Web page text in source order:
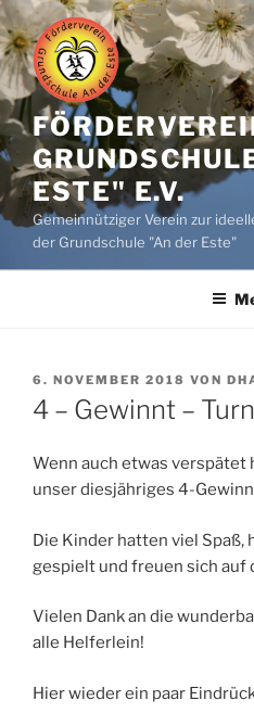
Zum
Inhalt
springen
ESTE" E.V.
Gemeinnütziger Verein zur
der Grundschule "An der Este"
VERÖFFENTLICHT
AM
6. NOVEMBER 2018 VON
4 – Gewinnt –
Wenn auch etwas verspätet
unser diesjähriges 4-
Die Kinder hatten viel Spaß,
gespielt und freuen sich auf
Vielen Dank an die
alle Helferlein!
Hier wieder ein paar